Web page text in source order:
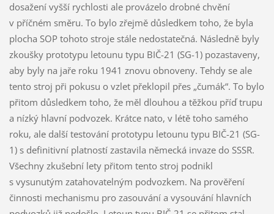
dosažení vyšší rychlosti ale provázelo drobné chvění
v příčném směru. To bylo zřejmě důsledkem toho, že byla
plocha SOP tohoto stroje stále nedostatečná. Následně byly
zkoušky prototypu letounu typu BIČ-21 (SG-1) pozastaveny,
aby byly na jaře roku 1941 znovu obnoveny. Tehdy se ale
tento stroj při pokusu o vzlet překlopil přes „čumák“. To bylo
přitom důsledkem toho, že měl dlouhou a těžkou příď trupu
a nízký hlavní podvozek. Krátce nato, v létě toho samého
roku, ale další testování prototypu letounu typu BIČ-21 (SG-
1) s definitivní platností zastavila německá invaze do SSSR.
Všechny zkušební lety přitom tento stroj podnikl
s vysunutým zatahovatelným podvozkem. Na prověření
činnosti mechanismu pro zasouvání a vysouvání hlavních